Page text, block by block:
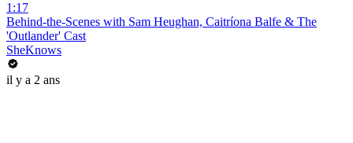
1:17
Behind-the-Scenes with Sam Heughan, Caitríona Balfe & The
'Outlander' Cast
SheKnows
il y a 2 ans